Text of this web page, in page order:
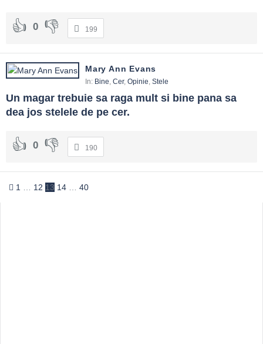
0 199
Mary Ann Evans
In: Bine, Cer, Opinie, Stele
Un magar trebuie sa raga mult si bine pana sa
dea jos stelele de pe cer.
0 190
1 12 13 14 40